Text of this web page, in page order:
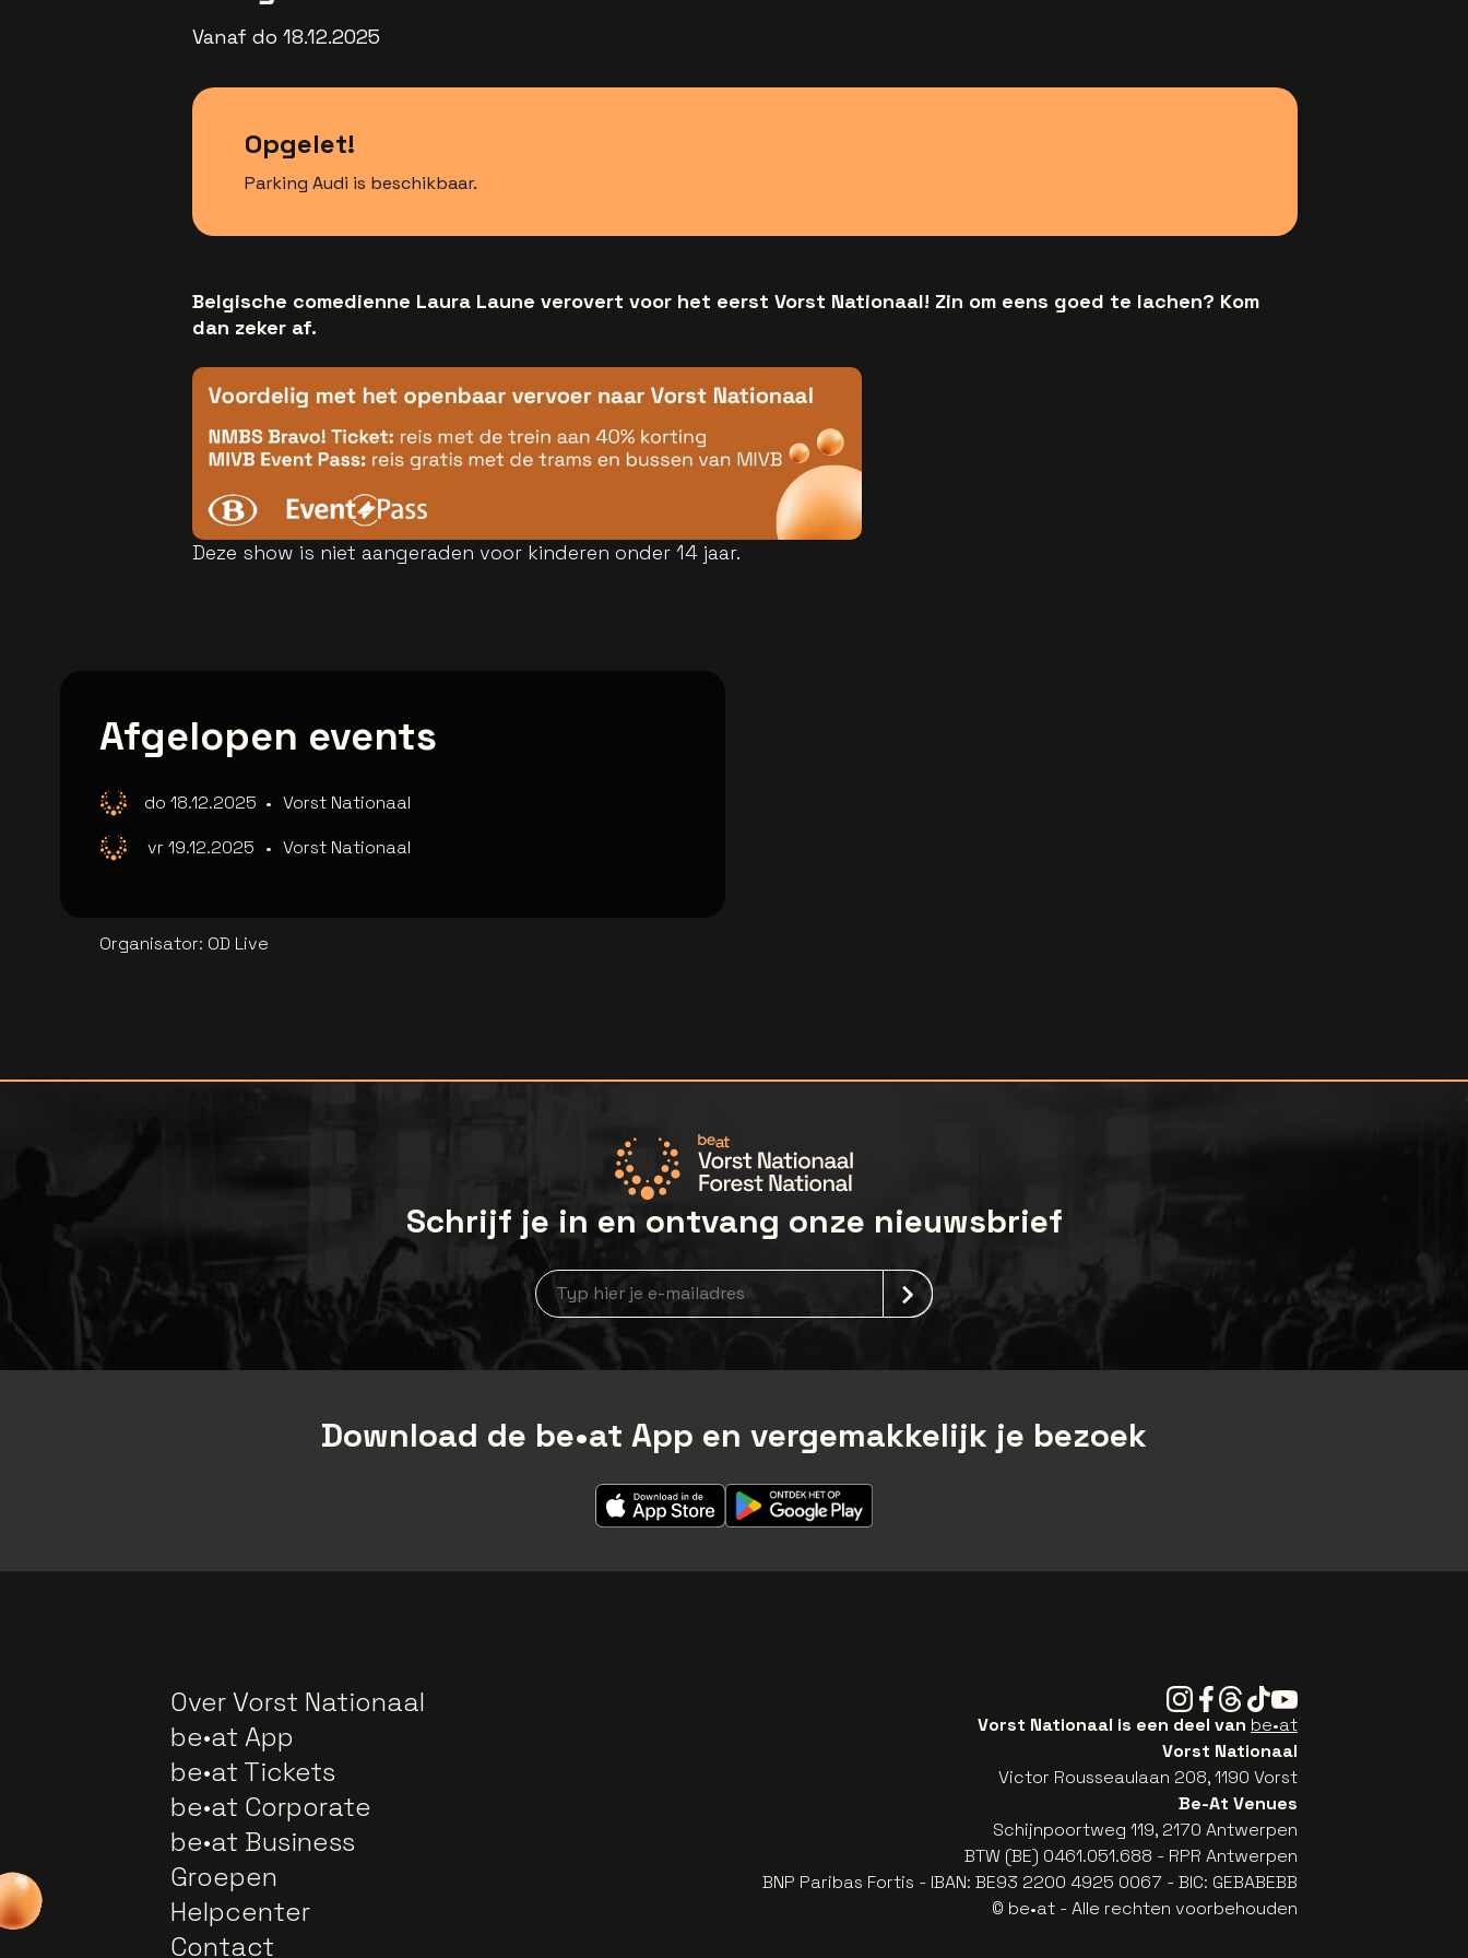
Vanaf do 18.12.2025
Opgelet!
Parking Audi is beschikbaar.
Belgische comedienne Laura Laune verovert voor het eerst Vorst Nationaal! Zin om eens goed te lachen? Kom
dan zeker af.
Deze show is niet aangeraden voor kinderen onder 14 jaar.
Afgelopen events
do 18.12.2025 • Vorst Nationaal
vr 19.12.2025 • Vorst Nationaal
Organisator: OD Live
Schrijf je in en ontvang onze nieuwsbrief
Nieuwsbrief aanmelding
Download de be•at App en vergemakkelijk je bezoek
Over Vorst Nationaal
be•at App
be•at Tickets
be•at Corporate
be•at Business
Groepen
Helpcenter
Contact
Instagram
Facebook
Threads
TiktokYoutube
Vorst Nationaal is een deel van be•at
Vorst Nationaal
Victor Rousseaulaan 208, 1190 Vorst
Be-At Venues
Schijnpoortweg 119, 2170 Antwerpen
BTW (BE) 0461.051.688 - RPR Antwerpen
BNP Paribas Fortis - IBAN: BE93 2200 4925 0067 - BIC: GEBABEBB
© be•at - Alle rechten voorbehouden